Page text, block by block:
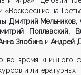
«Воскресшие на
Дмитрий Мельников,
Поплавский,
Злобина и Андрей
во время книжного
и